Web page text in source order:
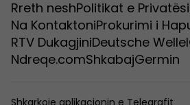
Rreth neshPolitikat e
Na KontaktoniProkurimi i
RTV DukagjiniDeutsche Welle
Ndreqe.comShkabajGermin
Shkarkoje aplikacionin e Telegrafit